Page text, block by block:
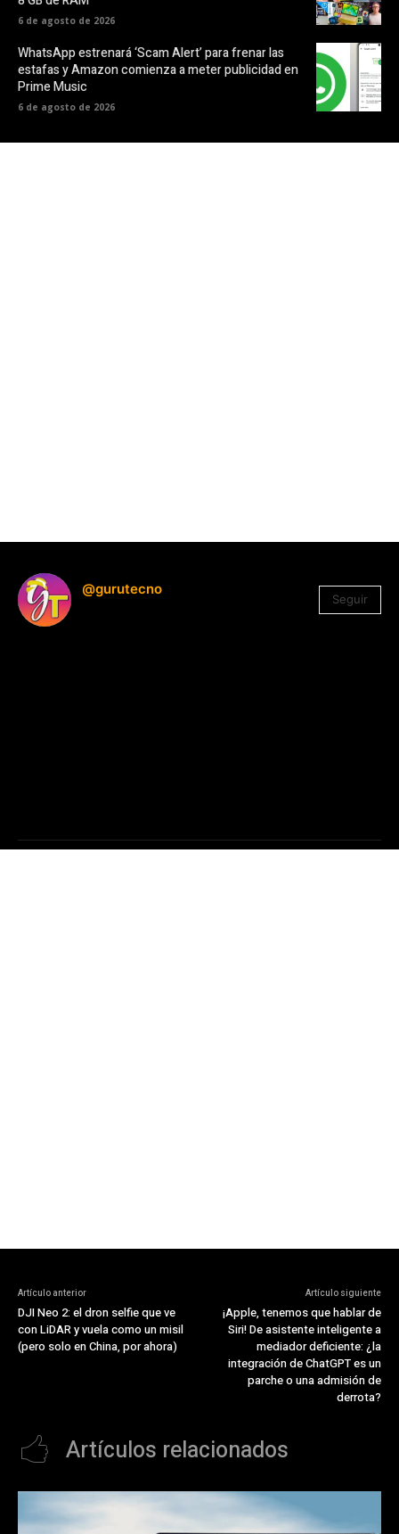
6 de agosto de 2026
WhatsApp estrenará ‘Scam Alert’ para frenar las
estafas y Amazon comienza a meter publicidad en
Prime Music
6 de agosto de 2026
@gurutecno
Seguir
Artículo anterior
DJI Neo 2: el dron selfie que ve
con LiDAR y vuela como un misil
(pero solo en China, por ahora)
Artículo siguiente
¡Apple, tenemos que hablar de
Siri! De asistente inteligente a
mediador deficiente: ¿la
integración de ChatGPT es un
parche o una admisión de
derrota?
Artículos relacionados